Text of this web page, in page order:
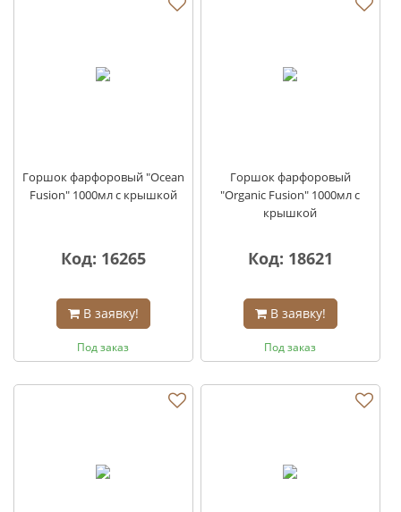
Горшок фарфоровый "Ocean
Fusion" 1000мл с крышкой
Код: 16265
В заявку!
Под заказ
Горшок фарфоровый
"Organic Fusion" 1000мл с
крышкой
Код: 18621
В заявку!
Под заказ